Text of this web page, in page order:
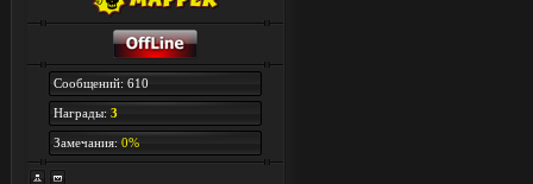
Сообщений: 610
Награды: 3
Замечания: 0%